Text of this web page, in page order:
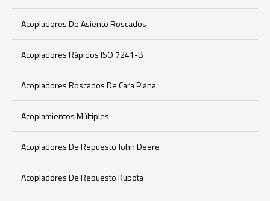
Acopladores De Asiento Roscados
Acopladores Rápidos ISO 7241-B
Acopladores Roscados De Cara Plana
Acoplamientos Múltiples
Acopladores De Repuesto John Deere
Acopladores De Repuesto Kubota